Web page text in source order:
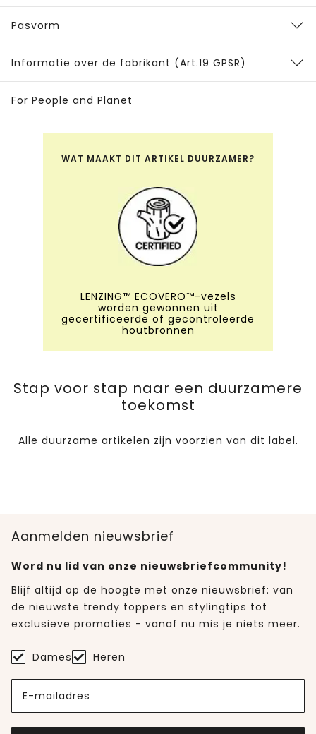
Pasvorm
Informatie over de fabrikant (Art.19 GPSR)
For People and Planet
WAT MAAKT DIT ARTIKEL DUURZAMER?
LENZING™ ECOVERO™-vezels
worden gewonnen uit
gecertificeerde of gecontroleerde
houtbronnen
Stap voor stap naar een duurzamere
toekomst
Alle duurzame artikelen zijn voorzien van dit label.
Aanmelden nieuwsbrief
Word nu lid van onze nieuwsbriefcommunity!
Blijf altijd op de hoogte met onze nieuwsbrief: van
de nieuwste trendy toppers en stylingtips tot
exclusieve promoties - vanaf nu mis je niets meer.
Dames Heren
E-mailadres